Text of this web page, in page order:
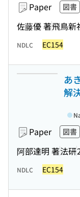
Paper 図書
佐藤優 著飛鳥新
NDLC EC154
あ
解
Paper 図書
阿部達明 著法研
NDLC EC154